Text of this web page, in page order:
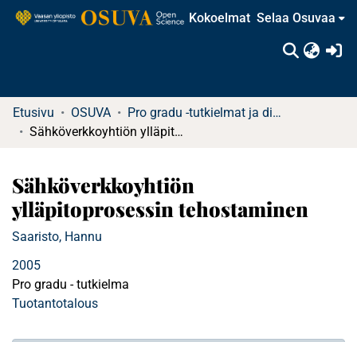
Kokoelmat Selaa Osuvaa
Etusivu OSUVA
Pro gradu -tutkielmat ja diplomityöt
Sähköverkkoyhtiön ylläpitoprosessin tehostaminen
Sähköverkkoyhtiön
ylläpitoprosessin tehostaminen
Saaristo, Hannu
2005
Pro gradu - tutkielma
Tuotantotalous